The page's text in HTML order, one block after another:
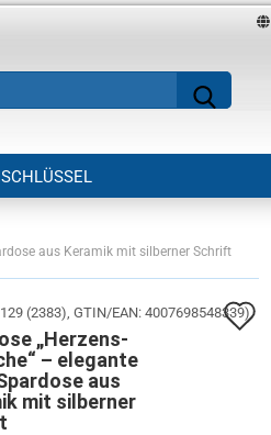
Lieferland
Passwort
Konto erstellen
Suche...
aus Keramik mit silberner Schrift
(2383) GTIN/EAN: 4007698548339)
„Herzens-
– elegante
aus
mit silberner